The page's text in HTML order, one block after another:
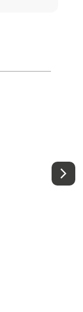
dymu